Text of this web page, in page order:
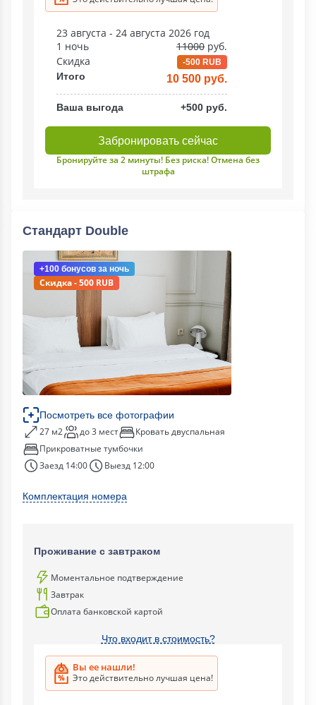
23 августа - 24 августа 2026 год
1 ночь
11000 руб.
Скидка
-500 RUB
Итого 10 500 руб.
Ваша выгода +500 руб.
Забронировать сейчас
Бронируйте за 2 минуты! Без риска! Отмена без
штрафа
Стандарт Double
+100 бонусов за ночь
Скидка - 500 RUB
Посмотреть все фотографии
27 м2 до 3 мест
Кровать двуспальная
Прикроватные тумбочки
Заезд 14:00
Выезд 12:00
Комплектация номера
Проживание с завтраком
Моментальное подтверждение
Завтрак
Оплата банковской картой
Что входит в стоимость?
Вы ее нашли!
Это действительно лучшая цена!